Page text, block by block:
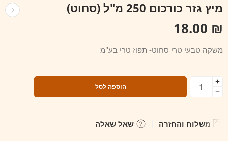
מיץ גזר כורכום 250 מ"ל (סחוט)
₪
משקה טבעי טרי סחוט- תפוז טרי בע"מ
הוספה לסל
משלוח והחזרה שאל שאלה